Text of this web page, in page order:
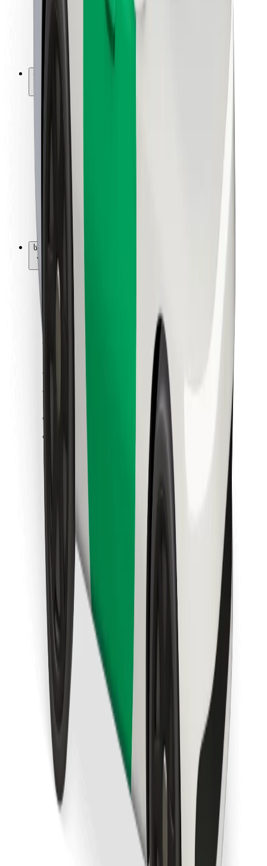
ქალაქი უკეთესობისკენ
აეროპორტები
Bolt-ის დასატენი სადგური
მხარდაჭერა
მძღოლებისთვის
კურიერებისთვის
Bolt Food
რესტორნებისთვის
Bolt for Business
სხვა
მომწოდებლები
მიიღე მომსახურება რამდენიმე წუთში!
გადმოწერე Bolt
იპოვე შენი საყვარელი კერძები!
გადმოწერე Bolt Food